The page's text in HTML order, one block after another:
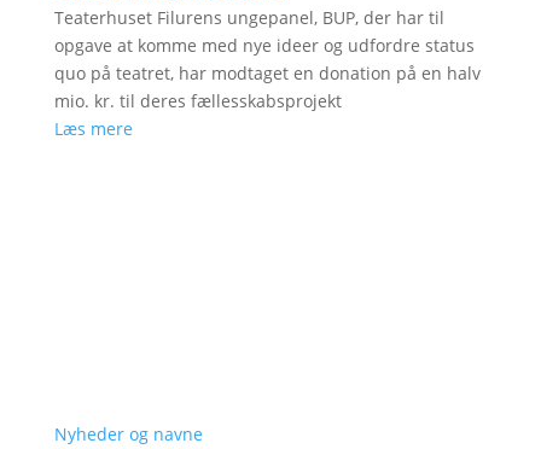
Teaterhuset Filurens ungepanel, BUP, der har til
opgave at komme med nye ideer og udfordre status
quo på teatret, har modtaget en donation på en halv
mio. kr. til deres fællesskabsprojekt
Læs mere
Nyheder og navne